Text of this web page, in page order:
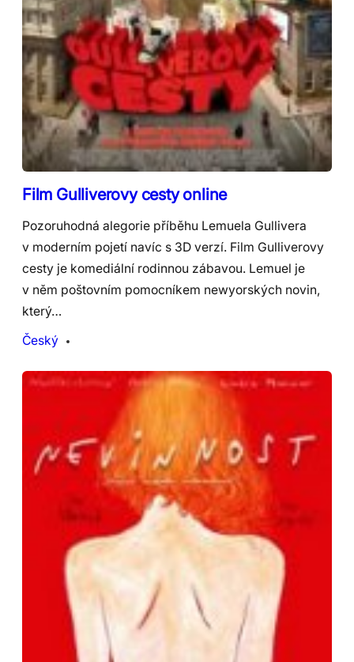
Film Gulliverovy cesty online
Pozoruhodná alegorie příběhu Lemuela Gullivera
v moderním pojetí navíc s 3D verzí. Film Gulliverovy
cesty je komediální rodinnou zábavou. Lemuel je
v něm poštovním pomocníkem newyorských novin,
který…
Český